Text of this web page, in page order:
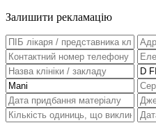
Залишити рекламацію